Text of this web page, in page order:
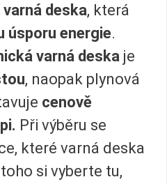
deska, která
úsporu energie.
varná deska je
, naopak plynová
cenově
Při výběru se
které varná deska
si vyberte tu,